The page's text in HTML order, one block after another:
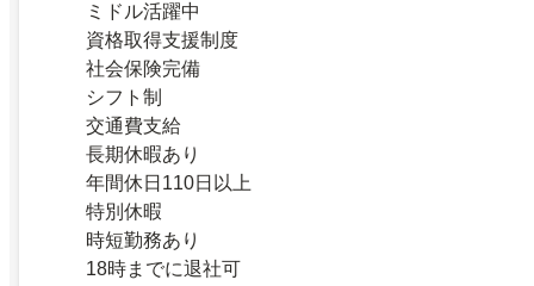
ミドル活躍中
資格取得支援制度
社会保険完備
シフト制
交通費支給
長期休暇あり
年間休日110日以上
特別休暇
時短勤務あり
18時までに退社可